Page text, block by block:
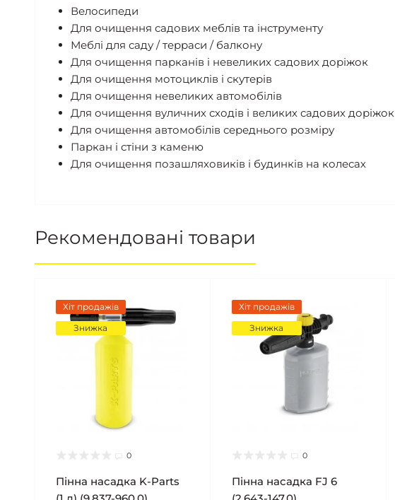
Велосипеди
Для очищення садових меблів та інструменту
Меблі для саду / терраси / балкону
Для очищення парканів і невеликих садових доріжок
Для очищення мотоциклів і скутерів
Для очищення невеликих автомобілів
Для очищення вуличних сходів і великих садових доріжок
Для очищення автомобілів середнього розміру
Паркан і стіни з каменю
Для очищення позашляховиків і будинків на колесах
Рекомендовані товари
Хіт продажів
Знижка
0
Пінна насадка K-Parts
Хіт продажів
Знижка
0
Пінна насадка FJ 6